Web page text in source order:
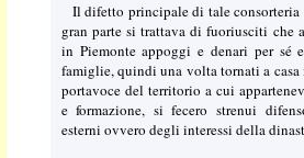
Il difetto principale di tale consorteria
gran parte si trattava di fuoriusciti che
in Piemonte appoggi e denari per sé
famiglie, quindi una volta tornati a casa
portavoce del territorio a cui
e formazione, si fecero strenui
esterni ovvero degli interessi della